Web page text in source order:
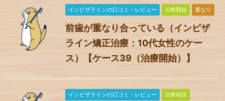
インビザラインの口コミ・レビュー 治療開始 重なり
前歯が重なり合っている（インビザ
ライン矯正治療：10代女性のケー
ス）【ケース39（治療開始）】
インビザラインの口コミ・レビュー 治療相談